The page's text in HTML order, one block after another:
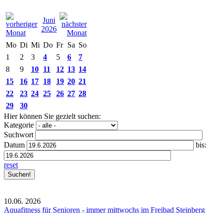
Juni
2026
Mo Di Mi Do Fr Sa So
1
2 3 4 5 6
7
8
9 10 11 12 13 14
15
16 17 18 19 20 21
22
23 24 25 26 27 28
29
30
Hier können Sie gezielt suchen:
Kategorie
Suchwort
Datum
bis:
reset
10.06. 2026
Aquafitness für Senioren - immer mittwochs im Freibad Steinberg